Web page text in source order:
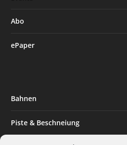
Abo
ePaper
Bahnen
Piste & Beschneiung